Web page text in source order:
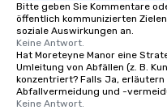
locals and travelers. As
transportation evolved and
stagecoaches waned, the
Post Inn transitioned into a
residence in the 19th and
centuries. The building’s
Bitte geben Sie Kommentare
öffentlich kommunizierten
soziale Auswirkungen an.
Keine Antwort.
Hat Moreteyne Manor eine
Umleitung von Abfällen (z. B.
konzentriert? Falls Ja,
Abfallvermeidung und -
Keine Antwort.